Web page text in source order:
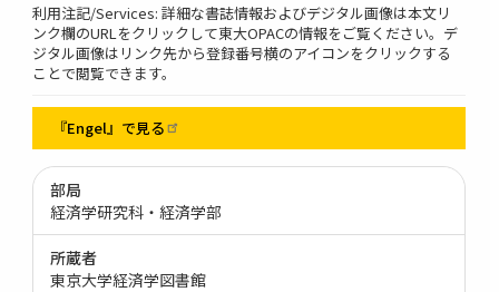
利用注記/Services: 詳細な書誌情報およびデジタル画像は本文リ
ンク欄のURLをクリックして東大OPACの情報をご覧ください。デ
ジタル画像はリンク先から登録番号横のアイコンをクリックする
ことで閲覧できます。
『Engel』で見る
部局
経済学研究科・経済学部
所蔵者
東京大学経済学図書館